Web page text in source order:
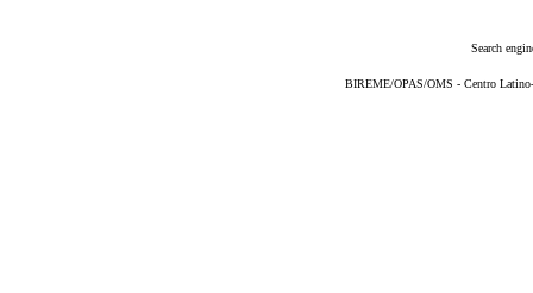
Search
BIREME/OPAS/OMS - Centro Latino-